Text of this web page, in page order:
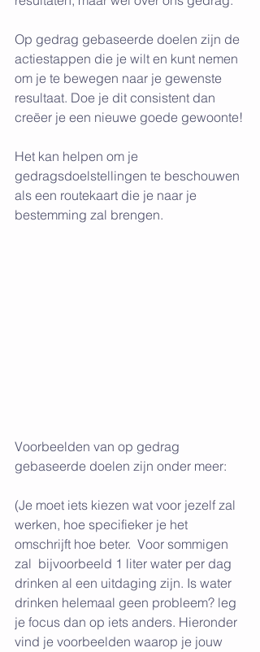
Op gedrag gebaseerde doelen zijn de
actiestappen die je wilt en kunt nemen
om je te bewegen naar je gewenste
resultaat. Doe je dit consistent dan
creëer je een nieuwe goede gewoonte!
Het kan helpen om je
gedragsdoelstellingen te beschouwen
als een routekaart die je naar je
bestemming zal brengen.
Voorbeelden van op gedrag
gebaseerde doelen zijn onder meer:
(Je moet iets kiezen wat voor jezelf zal
werken, hoe specifieker je het
omschrijft hoe beter.  Voor sommigen
zal  bijvoorbeeld 1 liter water per dag
drinken al een uitdaging zijn. Is water
drinken helemaal geen probleem? leg
je focus dan op iets anders. Hieronder
vind je voorbeelden waarop je jouw